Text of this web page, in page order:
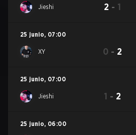
Jieshi 2 - 1
25 junio, 07:00
XY 0 - 2
25 junio, 07:00
Jieshi 1 - 2
25 junio, 06:00